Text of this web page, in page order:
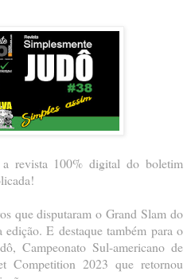
a revista 100% digital do boletim
que disputaram o Grand Slam do
edição. E destaque também para o
Campeonato Sul-americano de
2023 que retornou